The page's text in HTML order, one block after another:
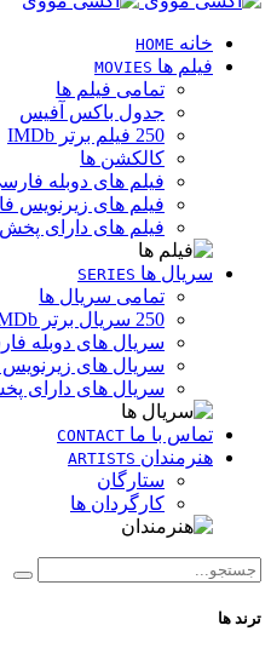
خانه HOME
فیلم ها MOVIES
تمامی فیلم ها
جدول باکس آفیس
250 فیلم برتر IMDb
کالکشن ها
فیلم های دوبله
فیلم های زیرنویس
فیلم های دارای پخش
سریال ها SERIES
تمامی سریال ها
250 سریال برتر IMDb
سریال های دوبله
سریال های
سریال های دارای
تماس با ما CONTACT
هنرمندان ARTISTS
ستارگان
کارگردان ها
ترند ها